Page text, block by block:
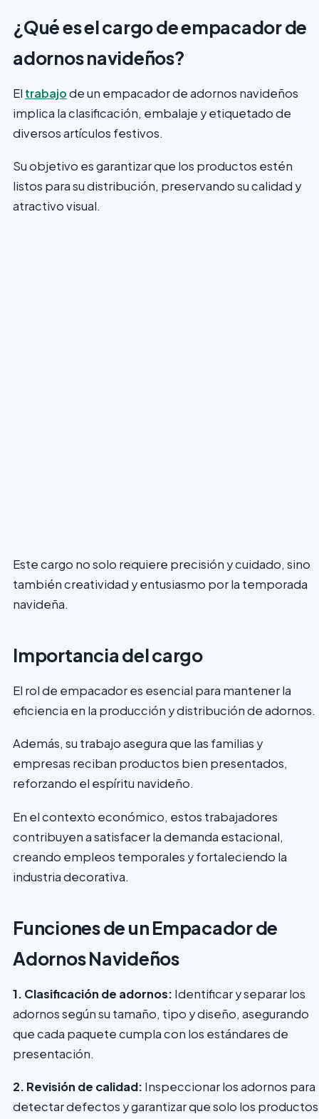
¿Qué es el cargo de empacador de
adornos navideños?
El trabajode un empacador de adornos navideños
implica la clasificación, embalaje y etiquetado de
diversos artículos festivos.
Su objetivo es garantizar que los productos estén
listos para su distribución, preservando su calidad y
atractivo visual.
Este cargo no solo requiere precisión y cuidado, sino
también creatividad y entusiasmo por la temporada
navideña.
Importancia del cargo
El rol de empacador es esencial para mantener la
eficiencia en la producción y distribución de adornos.
Además, su trabajo asegura que las familias y
empresas reciban productos bien presentados,
reforzando el espíritu navideño.
En el contexto económico, estos trabajadores
contribuyen a satisfacer la demanda estacional,
creando empleos temporales y fortaleciendo la
industria decorativa.
Funciones de un Empacador de
Adornos Navideños
1. Clasificación de adornos: Identificar y separar los
adornos según su tamaño, tipo y diseño, asegurando
que cada paquete cumpla con los estándares de
presentación.
2. Revisión de calidad: Inspeccionar los adornos para
detectar defectos y garantizar que solo los productos